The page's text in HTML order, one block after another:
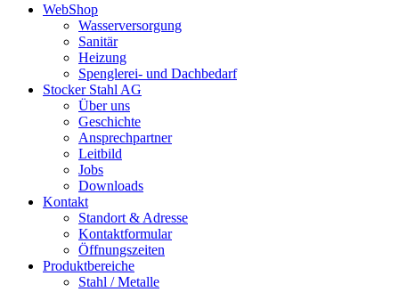
WebShop
Wasserversorgung
Sanitär
Heizung
Spenglerei- und Dachbedarf
Stocker Stahl AG
Über uns
Geschichte
Ansprechpartner
Leitbild
Jobs
Downloads
Kontakt
Standort & Adresse
Kontaktformular
Öffnungszeiten
Produktbereiche
Stahl / Metalle